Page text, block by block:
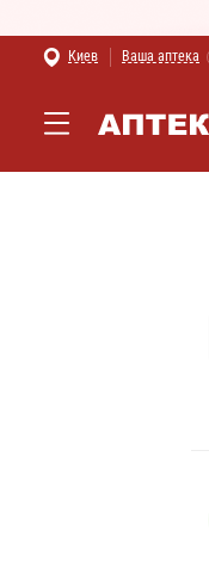
Киев Ваша аптека